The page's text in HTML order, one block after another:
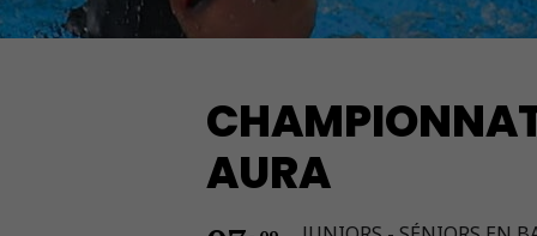
AURA